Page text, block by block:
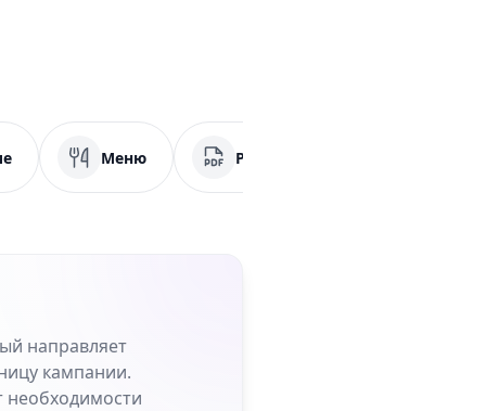
Меню PDF
направляет
кампании.
необходимости